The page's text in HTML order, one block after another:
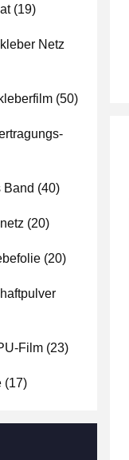
(19)
Netz
(50)
Band (40)
(20)
(20)
Film (23)
(17)